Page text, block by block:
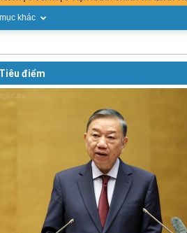
khác
Tiêu điểm